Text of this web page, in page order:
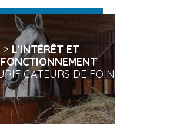
> L'INTÉRÊT ET
DE FOIN